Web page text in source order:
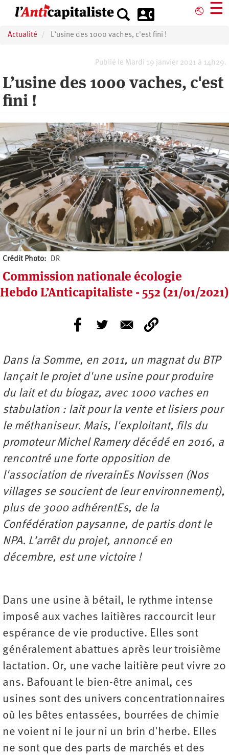
principal
⎋ ☰
Actualité L’usine des 1000 vaches, c'est fini !
Publié le Mardi 19 janvier 2021 à 14h29.
L’usine des 1000 vaches, c'est
fini !
Crédit Photo DR
Commission nationale écologie
Hebdo L’Anticapitaliste - 552 (21/01/2021)
Dans la Somme, en 2011, un magnat du BTP
lançait le projet d'une usine pour produire
du lait et du biogaz, avec 1000 vaches en
stabulation : lait pour la vente et lisiers pour
le méthaniseur. Mais, l'exploitant, fils du
promoteur Michel Ramery décédé en 2016, a
rencontré une forte opposition de
l'association de riverainEs Novissen (Nos
villages se soucient de leur environnement),
plus de 3000 adhérentEs, de la
Confédération paysanne, de partis dont le
NPA. L’arrêtdu projet, annoncé en
décembre, est une victoire !
Dans une usine à bétail, le rythme intense
imposé aux vaches laitières raccourcit leur
espérance de vie productive. Elles sont
généralement abattues après leur troisième
lactation. Or, une vache laitière peut vivre 20
ans. Bafouant le bien-être animal, ces
usines sont des univers concentrationnaires
où les bêtes entassées, bourrées de chimie
ne voient ni le jour ni un brin d'herbe. Elles
ne sont que des parts de marchés et des